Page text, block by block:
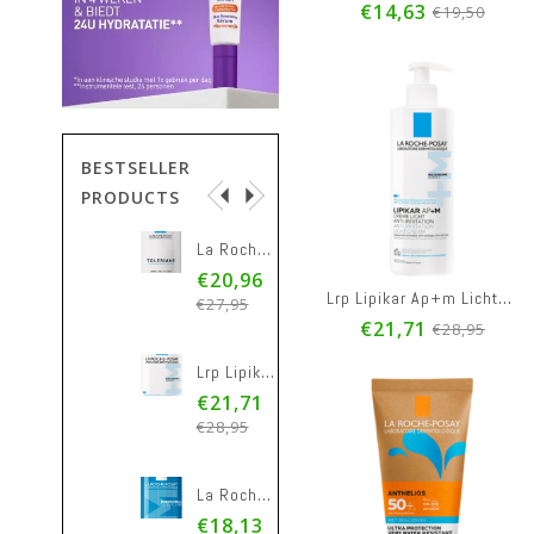
BESTSELLER
PRODUCTS
La Roche Posay Toleriane Fluide Dermoreinigend 400ml
€20,96
Lrp Lipikar Ap+m Lichte Creme Pompfl 400ml
€21,71
La Roche Posay Effaclar Schuimgel Zuiverend 400ml
€18,13
Lrp Effaclar Duo+m Patch Puistjes 22
€13,50
€35,96
€47,95
Lrp Anthelios Wetskin Ecopack 50+ 200ml
€19,47
€14,63 €19,50
Lrp Lipikar Ap+m Lichte Creme Pompfl 400ml
€21,71 €28,95